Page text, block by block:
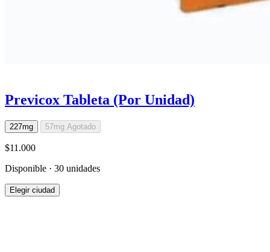
Previcox Tableta (Por Unidad)
227mg 57mg Agotado
$11.000
Disponible · 30 unidades
Elegir ciudad